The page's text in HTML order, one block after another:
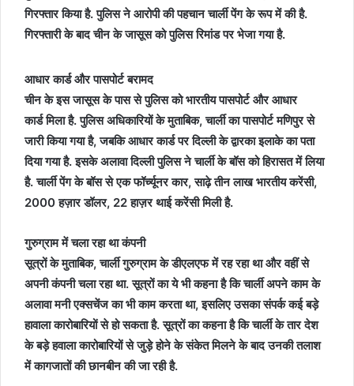
गिरफ्तार किया है. पुलिस ने आरोपी की पहचान चार्ली पेंग के रूप में की है.
गिरफ्तारी के बाद चीन के जासूस को पुलिस रिमांड पर भेजा गया है.
आधार कार्ड और पासपोर्ट बरामद
चीन के इस जासूस के पास से पुलिस को भारतीय पासपोर्ट और आधार
कार्ड मिला है. पुलिस अधिकारियों के मुताबिक, चार्ली का पासपोर्ट मणिपुर से
जारी किया गया है, जबकि आधार कार्ड पर दिल्ली के द्वारका इलाके का पता
दिया गया है. इसके अलावा दिल्ली पुलिस ने चार्ली के बॉस को हिरासत में लिया
है. चार्ली पेंग के बॉस से एक फॉर्च्यूनर कार, साढ़े तीन लाख भारतीय करेंसी,
2000 हज़ार डॉलर, 22 हाज़र थाई करेंसी मिली है.
गुरुग्राम में चला रहा था कंपनी
सूत्रों के मुताबिक, चार्ली गुरुग्राम के डीएलएफ में रह रहा था और वहीं से
अपनी कंपनी चला रहा था. सूत्रों का ये भी कहना है कि चार्ली अपने काम के
अलावा मनी एक्सचेंज का भी काम करता था, इसलिए उसका संपर्क कई बड़े
हावाला कारोबारियों से हो सकता है. सूत्रों का कहना है कि चार्ली के तार देश
के बड़े हवाला कारोबारियों से जुड़े होने के संकेत मिलने के बाद उनकी तलाश
में कागजातों की छानबीन की जा रही है.